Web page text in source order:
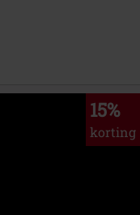
15%
korting